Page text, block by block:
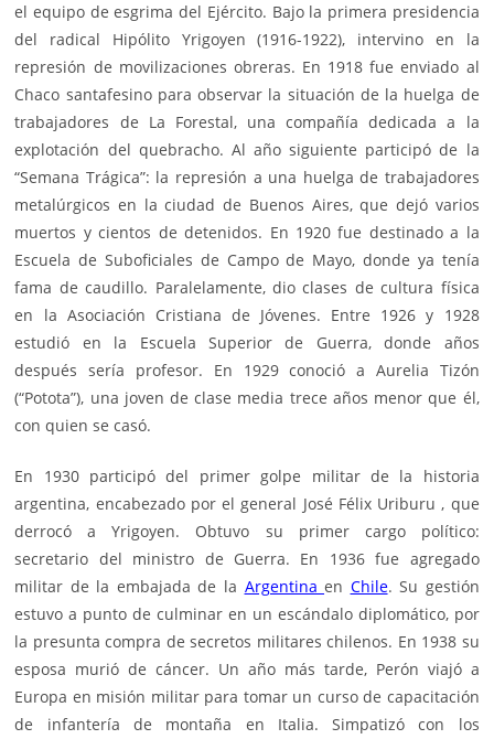
el equipo de esgrima del Ejército. Bajo la primera presidencia
del radical Hipólito Yrigoyen (1916-1922), intervino en la
represión de movilizaciones obreras. En 1918 fue enviado al
Chaco santafesino para observar la situación de la huelga de
trabajadores de La Forestal, una compañía dedicada a la
explotación del quebracho. Al año siguiente participó de la
“Semana Trágica”: la represión a una huelga de trabajadores
metalúrgicos en la ciudad de Buenos Aires, que dejó varios
muertos y cientos de detenidos. En 1920 fue destinado a la
Escuela de Suboficiales de Campo de Mayo, donde ya tenía
fama de caudillo. Paralelamente, dio clases de cultura física
en la Asociación Cristiana de Jóvenes. Entre 1926 y 1928
estudió en la Escuela Superior de Guerra, donde años
después sería profesor. En 1929 conoció a Aurelia Tizón
(“Potota”), una joven de clase media trece años menor que él,
con quien se casó.
En 1930 participó del primer golpe militar de la historia
argentina, encabezado por el general José Félix Uriburu , que
derrocó a Yrigoyen. Obtuvo su primer cargo político:
secretario del ministro de Guerra. En 1936 fue agregado
militar de la embajada de la Argentinaen Chile. Su gestión
estuvo a punto de culminar en un escándalo diplomático, por
la presunta compra de secretos militares chilenos. En 1938 su
esposa murió de cáncer. Un año más tarde, Perón viajó a
Europa en misión militar para tomar un curso de capacitación
de infantería de montaña en Italia. Simpatizó con los